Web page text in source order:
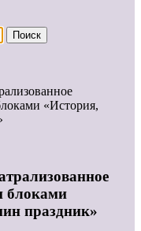
«История,
блоками
праздник»